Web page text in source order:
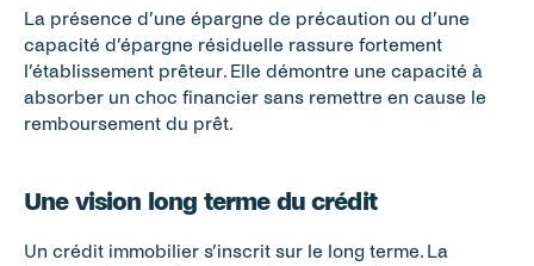
La présence d’une épargne de précaution ou d’une
capacité d’épargne résiduelle rassure fortement
l’établissement prêteur. Elle démontre une capacité à
absorber un choc financier sans remettre en cause le
remboursement du prêt.
Une vision long terme du crédit
Un crédit immobilier s’inscrit sur le long terme. La